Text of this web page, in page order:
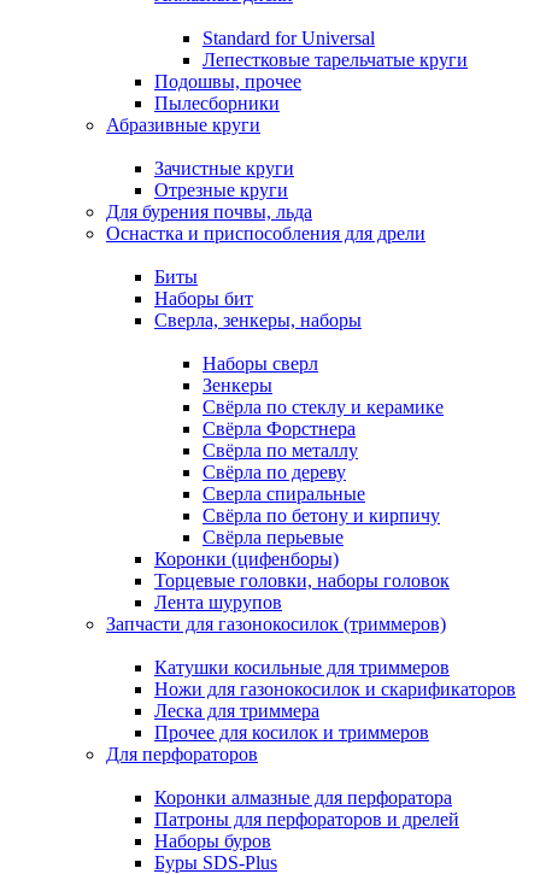
Standard for Universal
Лепестковые тарельчатые круги
Подошвы, прочее
Пылесборники
Абразивные круги
Зачистные круги
Отрезные круги
Для бурения почвы, льда
Оснастка и приспособления для дрели
Биты
Наборы бит
Сверла, зенкеры, наборы
Наборы сверл
Зенкеры
Свёрла по стеклу и керамике
Свёрла Форстнера
Свёрла по металлу
Свёрла по дереву
Сверла спиральные
Свёрла по бетону и кирпичу
Свёрла перьевые
Коронки (цифенборы)
Торцевые головки, наборы головок
Лента шурупов
Запчасти для газонокосилок (триммеров)
Катушки косильные для триммеров
Ножи для газонокосилок и скарификаторов
Леска для триммера
Прочее для косилок и триммеров
Для перфораторов
Коронки алмазные для перфоратора
Патроны для перфораторов и дрелей
Наборы буров
Буры SDS-Plus